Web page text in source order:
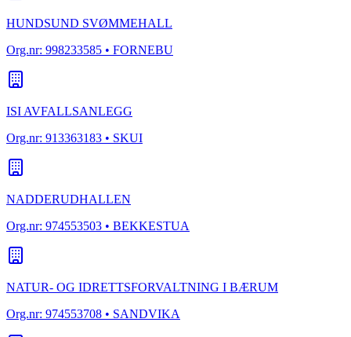
HUNDSUND SVØMMEHALL
Org.nr: 998233585 • FORNEBU
ISI AVFALLSANLEGG
Org.nr: 913363183 • SKUI
NADDERUDHALLEN
Org.nr: 974553503 • BEKKESTUA
NATUR- OG IDRETTSFORVALTNING I BÆRUM
Org.nr: 974553708 • SANDVIKA